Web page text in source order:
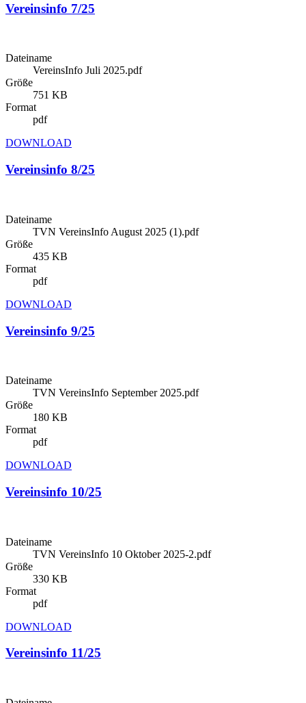
Vereinsinfo 7/25
Dateiname
VereinsInfo Juli 2025.pdf
Größe
751 KB
Format
pdf
DOWNLOAD
Vereinsinfo 8/25
Dateiname
TVN VereinsInfo August 2025 (1).pdf
Größe
435 KB
Format
pdf
DOWNLOAD
Vereinsinfo 9/25
Dateiname
TVN VereinsInfo September 2025.pdf
Größe
180 KB
Format
pdf
DOWNLOAD
Vereinsinfo 10/25
Dateiname
TVN VereinsInfo 10 Oktober 2025-2.pdf
Größe
330 KB
Format
pdf
DOWNLOAD
Vereinsinfo 11/25